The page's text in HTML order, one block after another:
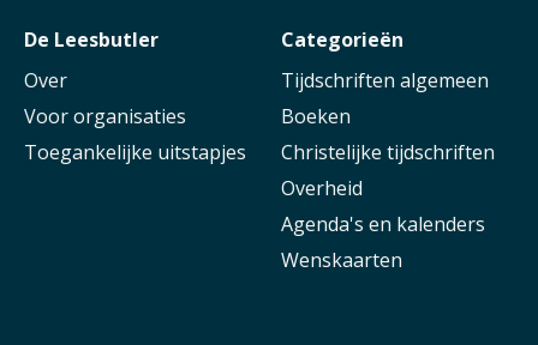
De Leesbutler
Over
Voor organisaties
Toegankelijke uitstapjes
Categorieën
Tijdschriften algemeen
Boeken
Christelijke tijdschriften
Overheid
Agenda's en kalenders
Wenskaarten